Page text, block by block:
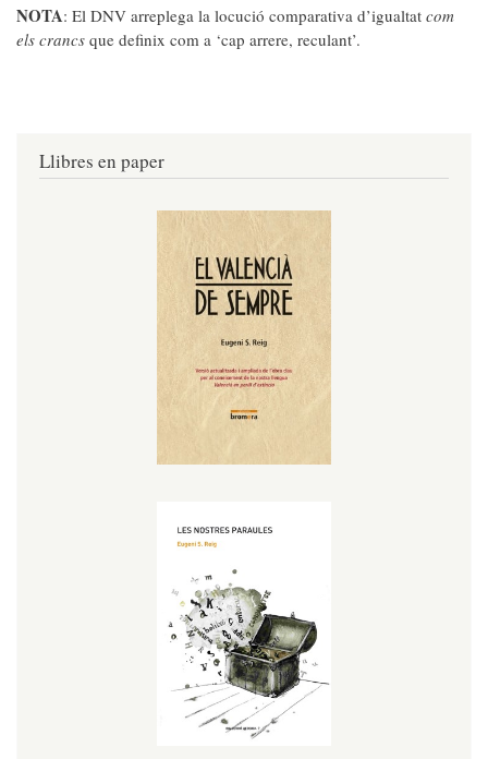
NOTA: El DNV arreplega la locució comparativa d’igualtat com
els crancs que definix com a ‘cap arrere, reculant’.
Llibres en paper